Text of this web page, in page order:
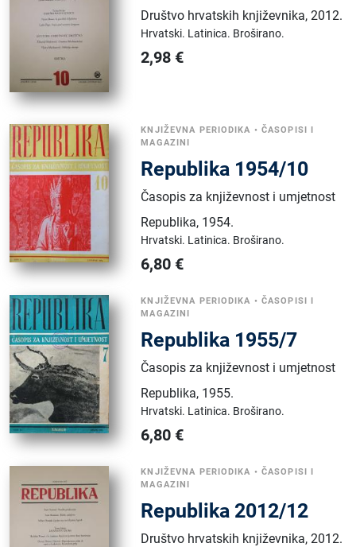
Društvo hrvatskih književnika,2012.
Hrvatski. Latinica. Broširano.
2,98 €
KNJIŽEVNA PERIODIKA • ČASOPISI I
MAGAZINI
Republika 1954/10
Časopis za književnost i umjetnost
Republika, 1954.
Hrvatski. Latinica. Broširano.
6,80 €
KNJIŽEVNA PERIODIKA • ČASOPISI I
MAGAZINI
Republika 1955/7
Časopis za književnost i umjetnost
Republika, 1955.
Hrvatski. Latinica. Broširano.
6,80 €
KNJIŽEVNA PERIODIKA • ČASOPISI I
MAGAZINI
Republika 2012/12
Društvo hrvatskih književnika,2012.